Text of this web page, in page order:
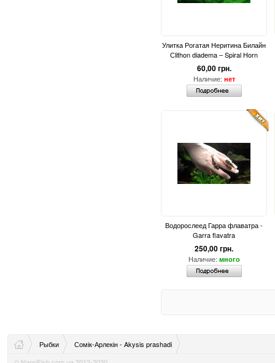
Улитка Рогатая Неритина Билайн
Сlithon diadema – Spiral Horn
60,00 грн.
Наличие: нет
Водорослеед Гарра флаватра -
Garra flavatra
250,00 грн.
Наличие: много
Рыбки
Сомік-Арлекін - Akysis prashadi